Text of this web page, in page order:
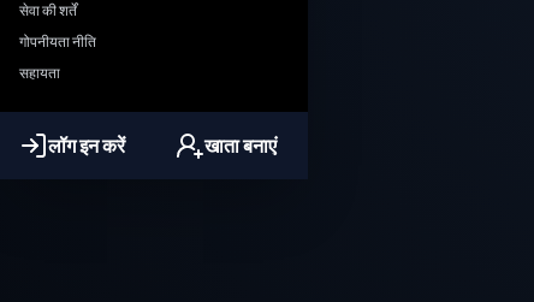
सेवा की शर्तें
गोपनीयता नीति
सहायता
लॉग इन करें खाता बनाएं